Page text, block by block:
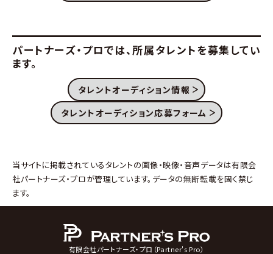
パートナーズ・プロでは、所属タレントを募集してい
ます。
タレントオーディション情報
タレントオーディション応募フォーム
当サイトに掲載されているタレントの画像・映像・音声データは有限会
社パートナーズ・プロが管理しています。データの無断転載を固く禁じ
ます。
有限会社パートナーズ・プロ（Partner's Pro）